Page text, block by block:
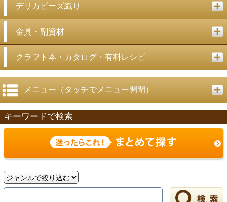
デリカビーズ織り
金具・副資材
クラフト本・カタログ・有料レシピ
メニュー（タッチでメニュー開閉）
キーワードで検索